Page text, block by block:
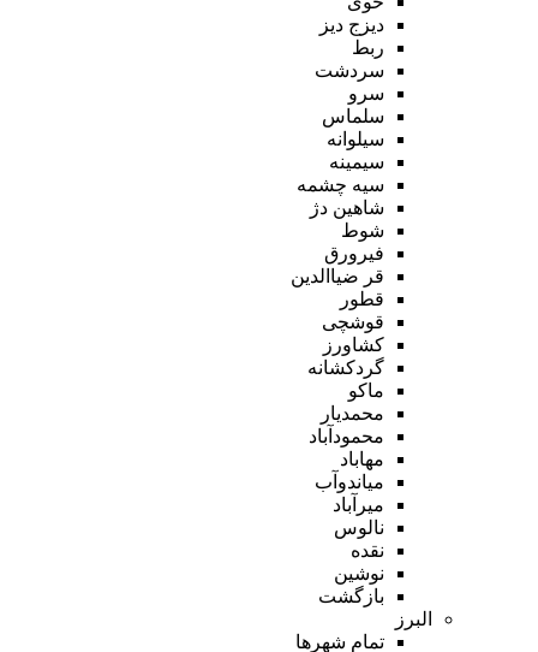
دیزج دیز
ربط
سردشت
سرو
سلماس
سیلوانه
سیمینه
سیه چشمه
شاهین دژ
شوط
فیرورق
قر ضیاالدین
قطور
قوشچی
کشاورز
گردکشانه
ماکو
محمدیار
محمودآباد
مهاباد
میاندوآب
میرآباد
نالوس
نقده
نوشین
بازگشت
البرز
تمام شهر‌ها